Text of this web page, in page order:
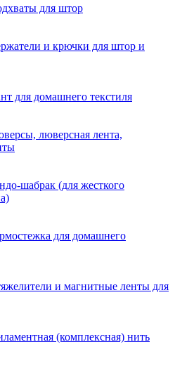
для штор
и крючки для штор и
для домашнего текстиля
люверсная лента,
шабрак (для жесткого
для домашнего
и магнитные ленты для
(комплексная) нить